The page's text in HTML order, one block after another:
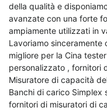
della qualità e
avanzate con una forte
ampiamente utilizzati in
Lavoriamo
migliore per la Cina
personalizzato , fornitori
Misuratore di capacità
Banchi di carico Simplex
fornitori di misuratori di